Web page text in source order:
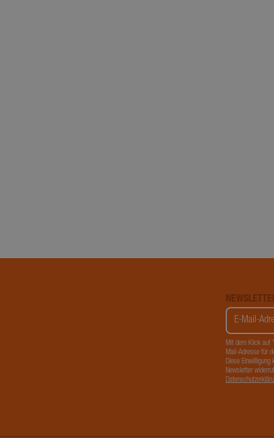
Mit dem Klick auf
Mail-Adresse für
Diese Einwilligung
Newsletter